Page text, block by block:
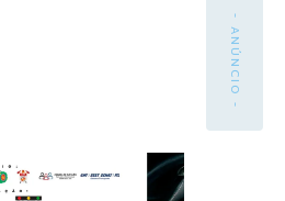
- ANÚNCIO -